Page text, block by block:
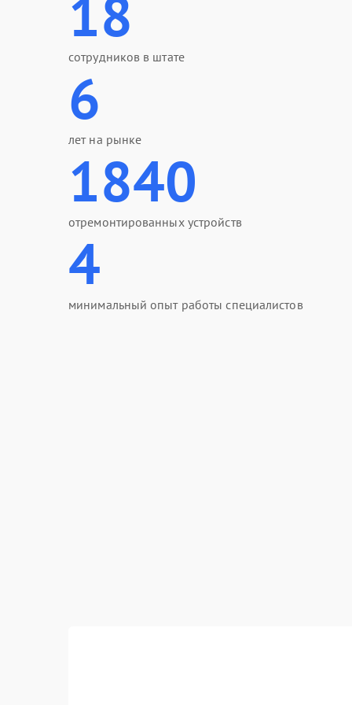
18
сотрудников в штате
6
лет на рынке
1840
отремонтированных устройств
4
минимальный опыт работы специалистов